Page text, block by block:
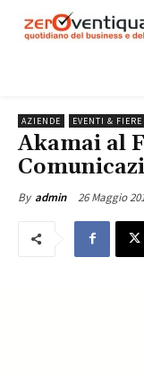
AZIENDE EVENTI & FIERE
Akamai al
By admin 26 Maggio